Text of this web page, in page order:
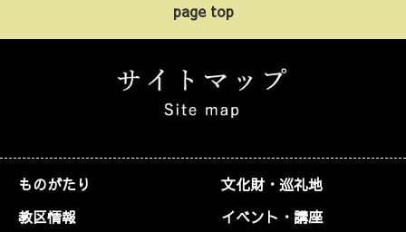
page top
ものがたり
教区情報
文化財・巡礼地
イベント・講座